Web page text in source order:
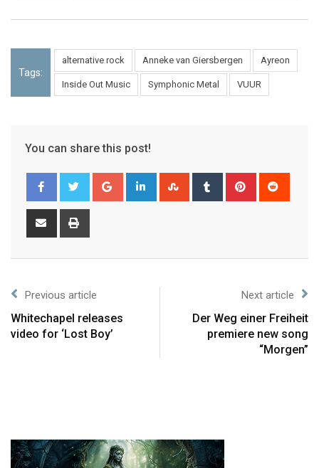
Tags:
alternative rock Anneke van Giersbergen Ayreon
Inside Out Music Symphonic Metal VUUR
You can share this post!
Previous article
Whitechapel releases
video for ‘Lost Boy’
Next article
Der Weg einer Freiheit
premiere new song
“Morgen”